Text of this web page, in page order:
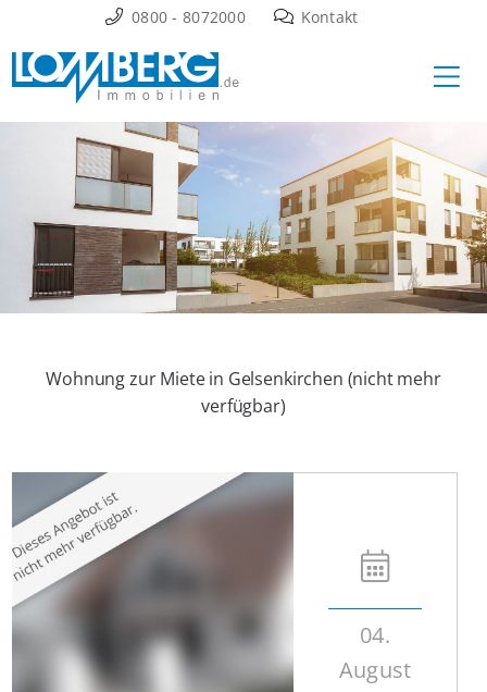
Inhalt
springen
0800 - 8072000 Kontakt
Wohnung zur Miete in Gelsenkirchen (nicht mehr
verfügbar)
04.
August